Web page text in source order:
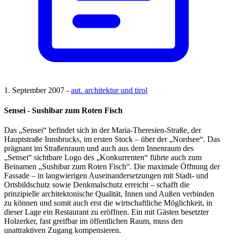
1. September 2007 - aut. architektur und tirol
Sensei - Sushibar zum Roten Fisch
Das „Sensei“ befindet sich in der Maria-Theresien-Straße, der
Hauptstraße Innsbrucks, im ersten Stock – über der „Nordsee“. Das
prägnant im Straßenraum und auch aus dem Innenraum des
„Sensei“ sichtbare Logo des „Konkurrenten“ führte auch zum
Beinamen „Sushibar zum Roten Fisch“. Die maximale Öffnung der
Fassade – in langwierigen Auseinandersetzungen mit Stadt- und
Ortsbildschutz sowie Denkmalschutz erreicht – schafft die
prinzipielle architektonische Qualität, Innen und Außen verbinden
zu können und somit auch erst die wirtschaftliche Möglichkeit, in
dieser Lage ein Restaurant zu eröffnen. Ein mit Gästen besetzter
Holzerker, fast greifbar im öffentlichen Raum, muss den
unattraktiven Zugang kompensieren.